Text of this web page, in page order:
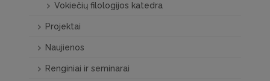
Vokiečių filologijos katedra
Projektai
Naujienos
Renginiai ir seminarai